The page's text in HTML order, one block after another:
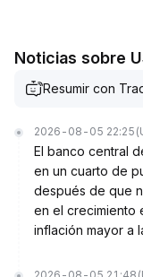
Noticias sobre
Resumir con
2026-08-05 22:25
El banco central
en un cuarto de
después de que
en el crecimiento
inflación mayor a